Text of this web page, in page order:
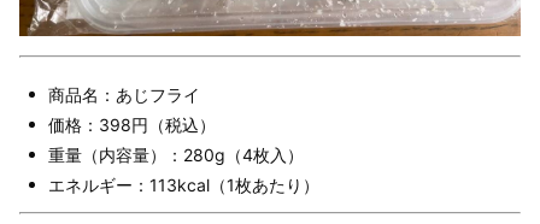
商品名：あじフライ
価格：398円（税込）
重量（内容量）：280g（4枚入）
エネルギー：113kcal（1枚あたり）